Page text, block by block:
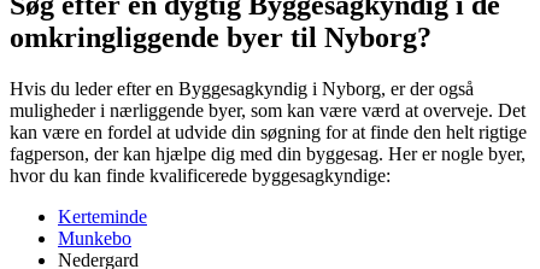
omkringliggende byer til Nyborg?
Hvis du leder efter en Byggesagkyndig i Nyborg, er der også
muligheder i nærliggende byer, som kan være værd at overveje. Det
kan være en fordel at udvide din søgning for at finde den helt rigtige
fagperson, der kan hjælpe dig med din byggesag. Her er nogle byer,
hvor du kan finde kvalificerede byggesagkyndige:
Kerteminde
Munkebo
Nedergard